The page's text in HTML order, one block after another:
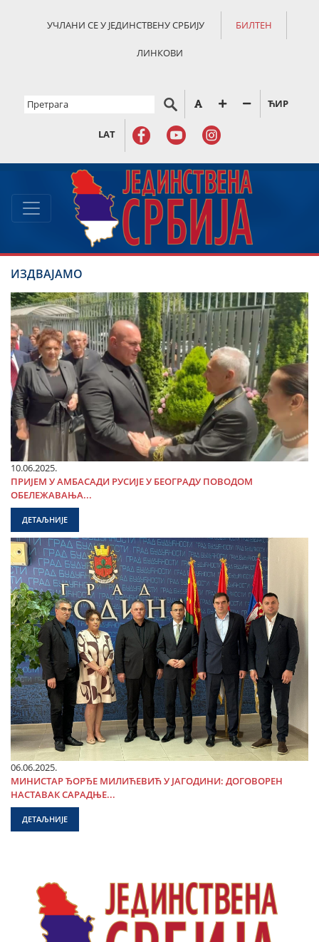
УЧЛАНИ СЕ У ЈЕДИНСТВЕНУ СРБИЈУ БИЛТЕН
ЛИНКОВИ
ЋИР
LAT
ИЗДВАЈАМО
10.06.2025.
ПРИЈЕМ У АМБАСАДИ РУСИЈЕ У БЕОГРАДУ ПОВОДОМ
ОБЕЛЕЖАВАЊА...
ДЕТАЉНИЈЕ
06.06.2025.
МИНИСТАР ЂОРЂЕ МИЛИЋЕВИЋ У ЈАГОДИНИ: ДОГОВОРЕН
НАСТАВАК САРАДЊЕ...
ДЕТАЉНИЈЕ